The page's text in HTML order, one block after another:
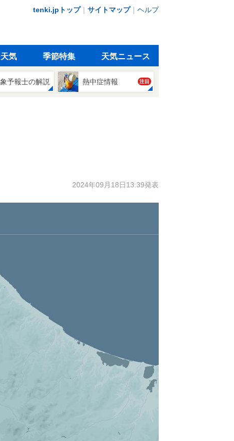
tenki.jpトップ｜ サイトマップ｜ ヘルプ
気 季節特集 天気ニュース
予報士の解説 熱中症情報 注目
2024年09月18日13:39発表